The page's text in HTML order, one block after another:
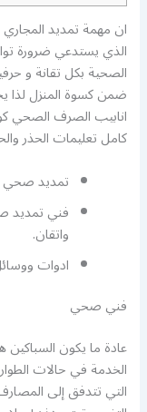
ان مهمة تمديد المجاري
الذي يستدعي ضرورة
الصحية بكل تقانة و
ضمن كسوة المنزل لذا
انابيب الصرف الصحي
كامل تعليمات الحذر
تمديد
فني تمديد
واتقان.
ادوات
فني صحي
عادة ما يكون
الخدمة في حالات
التي تتدفق إلى